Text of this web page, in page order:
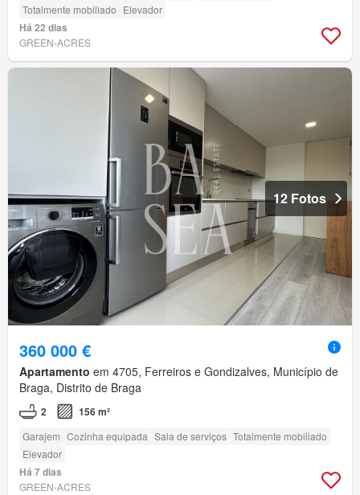
Totalmente mobiliado Elevador
Há 22 dias
GREEN-ACRES
12 Fotos
360 000 €
Apartamento em 4705, Ferreiros e Gondizalves, Município de
Braga, Distrito de Braga
2 156 m²
Garajem Cozinha equipada Sala de serviços Totalmente mobiliado
Elevador
Há 7 dias
GREEN-ACRES